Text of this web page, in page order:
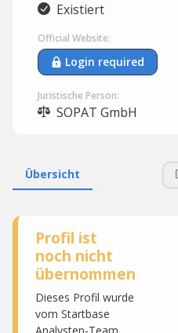
Existiert
Official Website:
Login required
Juristische Person:
SOPAT GmbH
Übersicht
Profil ist
noch nicht
übernommen
Dieses Profil wurde
vom Startbase